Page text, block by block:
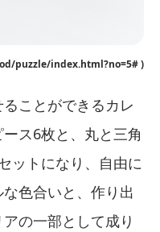
puzzle/index.html?no=5# )
ことができるカレ
ス6枚と、丸と三角
ットになり、自由に
色合いと、作り出
の一部として成り